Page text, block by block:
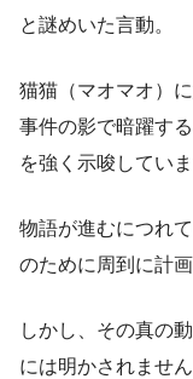
と謎めいた言動。
猫猫（マオマオ）
事件の影で暗躍す
を強く示唆していま
物語が進むにつれ
のために周到に計
しかし、その真の
には明かされません